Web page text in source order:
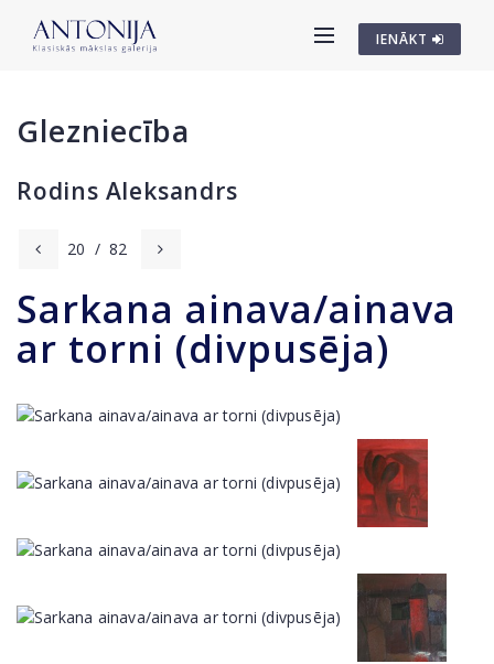
IENĀKT
Glezniecība
Rodins Aleksandrs
20 / 82
Sarkana ainava/ainava
ar torni (divpusēja)